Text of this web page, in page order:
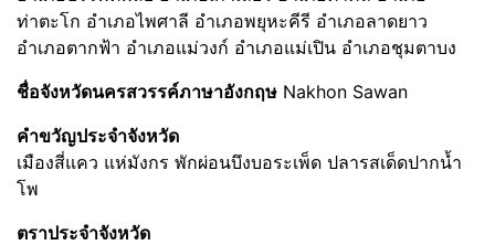
ท่าตะโก อำเภอไพศาลี อำเภอพยุหะคีรี อำเภอลาดยาว
อำเภอตากฟ้า อำเภอแม่วงก์ อำเภอแม่เปิน อำเภอชุมตาบง
ชื่อจังหวัดนครสวรรค์ภาษาอังกฤษ Nakhon Sawan
คำขวัญประจำจังหวัด
เมืองสี่แคว แห่มังกร พักผ่อนบึงบอระเพ็ด ปลารสเด็ดปากน้ำ
โพ
ตราประจำจังหวัด